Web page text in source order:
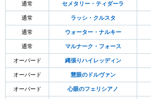
通常 セメタリー・ティダーラ
通常 ラッシ・クルスタ
通常 ウォーター・ナルキー
通常 マルナーク・フォース
オーバード 縄張りハイレッディン
オーバード 慧眼のドルヴァン
オーバード 心眼のフェリシアノ